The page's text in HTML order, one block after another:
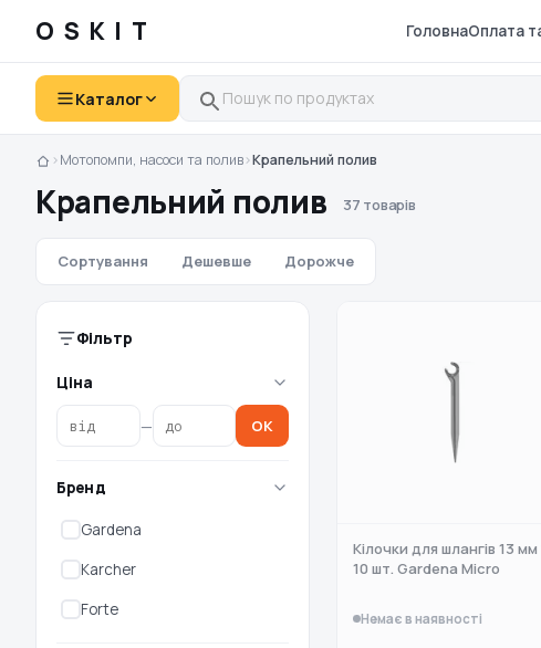
OSKIT ГоловнаОплата
Каталог
›Мотопомпи, насоси та полив›Крапельний полив
Крапельний полив 37 товарів
Сортування Дешевше Дорожче
Фільтр
Ціна
— OK
Бренд
Gardena
Karcher
Forte
Кілочки для шлангів 13 мм
10 шт. Gardena Micro
Немає в наявності